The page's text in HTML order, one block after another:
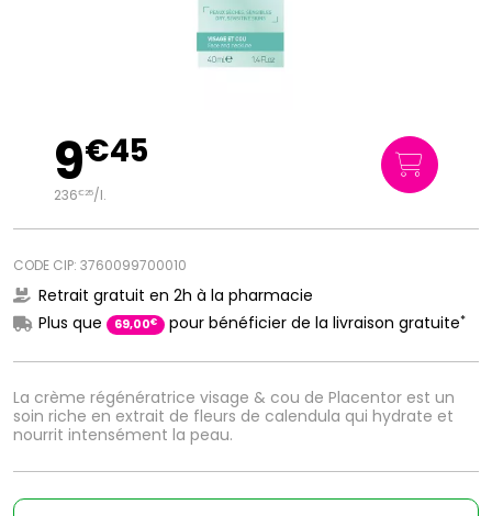
La crème régénératrice visage & cou de Placentor est un
soin riche en extrait de fleurs de calendula qui hydrate et
nourrit intensément la peau.
9€45
236€25/l.
CODE CIP: 3760099700010
Retrait gratuit en 2h à la pharmacie
Plus que
69,00€ pour bénéficier de la livraison gratuite*